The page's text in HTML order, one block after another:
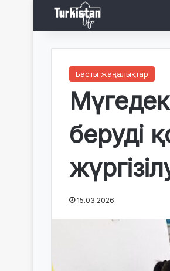
Басты жаңалықтар
беруді
15.03.2026